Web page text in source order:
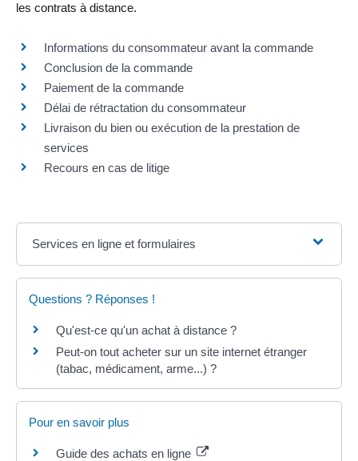
les contrats à distance.
Informations du consommateur avant la commande
Conclusion de la commande
Paiement de la commande
Délai de rétractation du consommateur
Livraison du bien ou exécution de la prestation de
services
Recours en cas de litige
Services en ligne et formulaires
Questions ? Réponses !
Qu'est-ce qu'un achat à distance ?
Peut-on tout acheter sur un site internet étranger
(tabac, médicament, arme...) ?
Pour en savoir plus
Guide des achats en ligne